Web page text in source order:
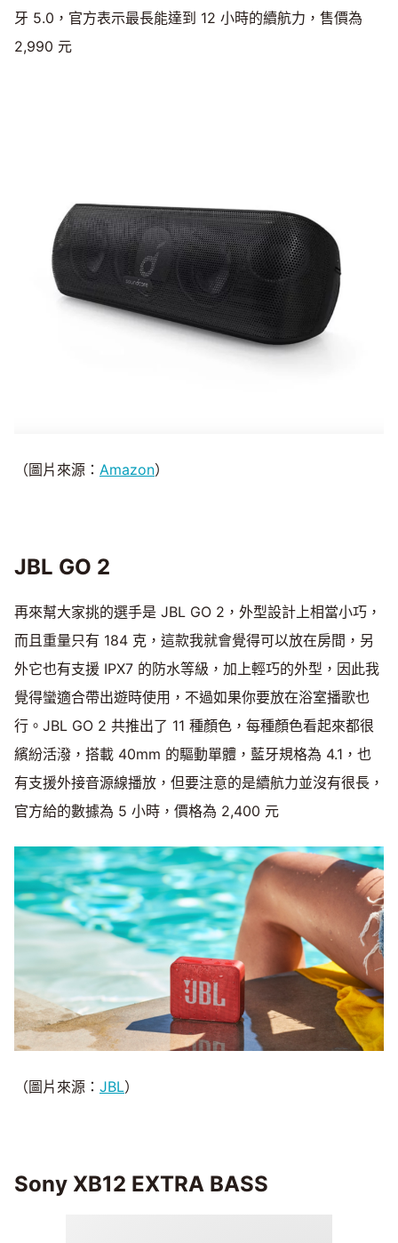
牙 5.0，官方表示最長能達到 12 小時的續航力，售價為
2,990 元
（圖片來源： Amazon）
JBL GO 2
再來幫大家挑的選手是 JBL GO 2，外型設計上相當小巧，
而且重量只有 184 克，這款我就會覺得可以放在房間，另
外它也有支援 IPX7 的防水等級，加上輕巧的外型，因此我
覺得蠻適合帶出遊時使用，不過如果你要放在浴室播歌也
行。JBL GO 2 共推出了 11 種顏色，每種顏色看起來都很
繽紛活潑，搭載 40mm 的驅動單體，藍牙規格為 4.1，也
有支援外接音源線播放，但要注意的是續航力並沒有很長，
官方給的數據為 5 小時，價格為 2,400 元
（圖片來源： JBL）
Sony XB12 EXTRA BASS